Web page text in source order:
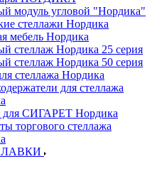
модуль угловой "Нордика"
стеллажи Нордика
мебель Нордика
стеллаж Нордика 25 серия
стеллаж Нордика 50 серия
стеллажа Нордика
для стеллажа
СИГАРЕТ Нордика
торгового стеллажа